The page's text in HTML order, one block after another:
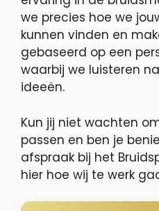
we precies hoe we
kunnen vinden en
gebaseerd op een
waarbij we luisteren
ideeën.
Kun jij niet wachten
passen en ben je
afspraak bij het
hier hoe wij te werk